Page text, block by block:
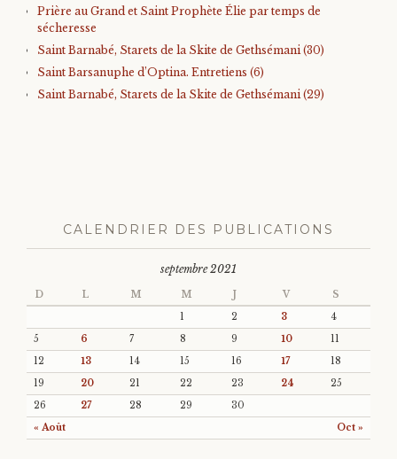
Prière au Grand et Saint Prophète Élie par temps de
sécheresse
Saint Barnabé, Starets de la Skite de Gethsémani (30)
Saint Barsanuphe d’Optina. Entretiens (6)
Saint Barnabé, Starets de la Skite de Gethsémani (29)
CALENDRIER DES PUBLICATIONS
septembre 2021
D L M M J V S
« Août Oct »
1 2 3
4
5
6 7 8 9 10
11
12
13 14 15 16 17
18
19
20 21 22 23 24
25
26
27 28 29 30